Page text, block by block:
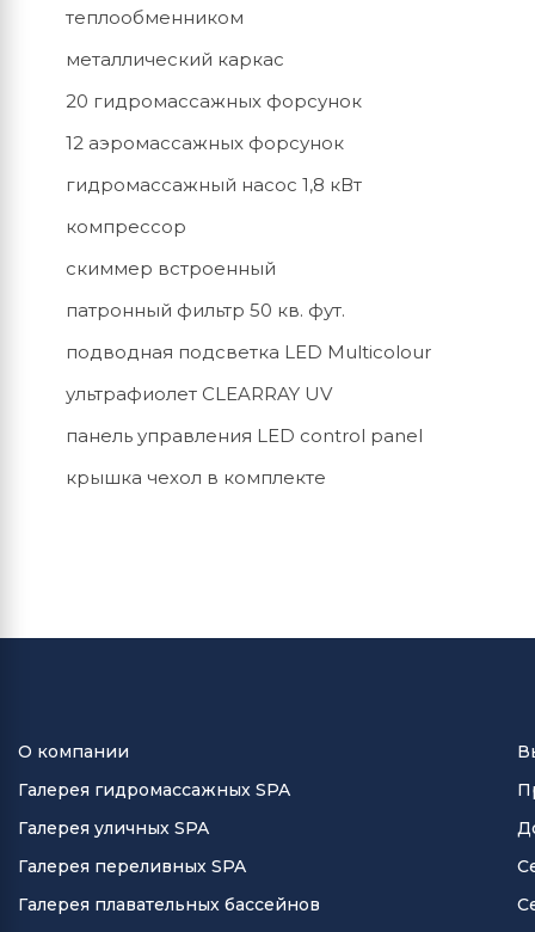
теплообменником
металлический каркас
20 гидромассажных форсунок
12 аэромассажных форсунок
гидромассажный насос 1,8 кВт
компрессор
скиммер встроенный
патронный фильтр 50 кв. фут.
подводная подсветка LED Multicolour
ультрафиолет CLEARRAY UV
панель управления LED control panel
крышка чехол в комплекте
О компании
Галерея гидромассажных SPA
Галерея уличных SPA
Галерея переливных SPA
Галерея плавательных бассейнов